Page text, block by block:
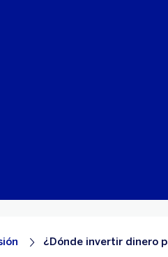
¿Dónde invertir dinero